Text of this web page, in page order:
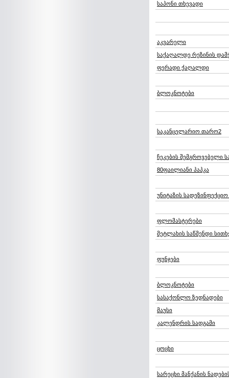
საპონი თხევადი
აკვარელი
საქაღალდე რეზინის
ფერადი ქაღალდი
ბლოკნოტები
საკანცელარიო თარო2
ჩეკების შემგროვებელი
80ფაილიანი პაპკა
უნიტაზის
ფლომასტერები
მეტლახის საწმენდი
ფუნჯები
ბლოკნოტები
სასაქონლო ზედნადები
მაუსი
კალენდრის სადგამი
ცოცხი
სარეცხი მანქანის